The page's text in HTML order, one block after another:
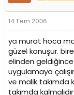
14 Tem 2006
ya murat hoca
güzel konuşur.
elinden
uygulamaya
ve malik takımda
takımda